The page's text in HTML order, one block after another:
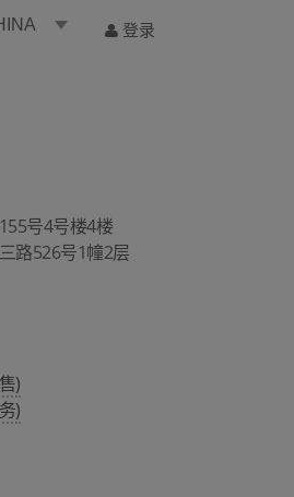
登录
号4号楼4楼
路526号1幢2层
)
)